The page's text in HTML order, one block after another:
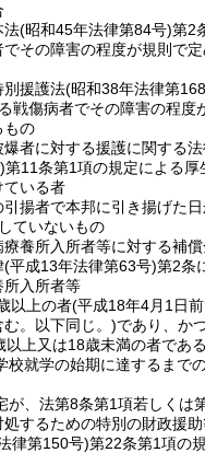
法(昭和45年法律第84号)第2
でその障害の程度が規則で
別援護法(昭和38年法律第
戦傷病者でその障害の程度
もの
爆者に対する援護に関する
第11条第1項の規定による厚
ている者
揚者で本邦に引き揚げた
ていないもの
療養所入所者等に対する補
(平成13年法律第63号)第2条
所入所者等
以上の者(平成18年4月1日
。以下同じ。)であり、か
以上又は18歳未満の者であ
校就学の始期に達するまで
が、法第8条第1項若しくは
するための特別の財政援
律第150号)第22条第1項の